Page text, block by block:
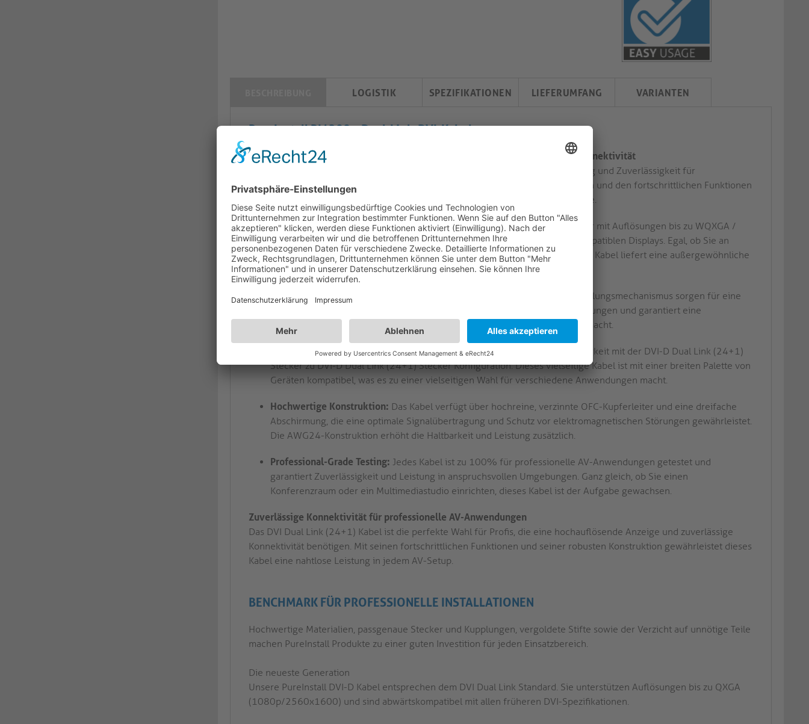
LOGISTIK SPEZIFIKATIONEN LIEFERUMFANG VARIANTEN
PureInstall PI4200 – Dual-Link-DVI-Kabel
DVI Dual Link (24+1) Kabel: Hochauflösende Darstellung und zuverlässige Konnektivität
Das DVI Dual Link (24+1) Kabel wurde entwickelt, um außergewöhnliche Leistung und Zuverlässigkeit für
professionelle AV-Anwendungen zu bieten. Mit seiner hochwertigen Konstruktion und den fortschrittlichen Funktionen
ist dieses Kabel die perfekte Lösung für anspruchsvolle Video- und Datensysteme.
Unterstützung für hohe Auflösungen:Genießen Sie atemberaubende Bilder mit Auflösungen bis zu WQXGA /
2560x1600 und sorgen Sie für gestochen scharfe und klare Bilder auf kompatiblen Displays. Egal, ob Sie an
detaillierten Grafiken arbeiten oder hochauflösende Videos ansehen, dieses Kabel liefert eine außergewöhnliche
Bildqualität.
Präzisionskontakte:
Die vergoldeten Präzisionskontakte mit einem Verriegelungsmechanismus sorgen für eine
sichere und stabile Verbindung zwischen Geräten. Dies minimiert Signalstörungen und garantiert eine
zuverlässige Datenübertragung, was es ideal für professionelle AV-Setups macht.
Erweiterte Anschlussmöglichkeiten:Verbinden Sie Ihre Geräte mit Leichtigkeit mit der DVI-D Dual Link (24+1)
Stecker zu DVI-D Dual Link (24+1) Stecker Konfiguration. Dieses vielseitige Kabel ist mit einer breiten Palette von
Geräten kompatibel, was es zu einer vielseitigen Wahl für verschiedene Anwendungen macht.
Hochwertige Konstruktion: Das Kabel verfügt über hochreine, verzinnte OFC-Kupferleiter und eine dreifache
Abschirmung, die eine optimale Signalübertragung und Schutz vor elektromagnetischen Störungen gewährleistet.
Die AWG24-Konstruktion erhöht die Haltbarkeit und Leistung zusätzlich.
Professional-Grade Testing: Jedes Kabel ist zu 100% für professionelle AV-Anwendungen getestet und
garantiert Zuverlässigkeit und Leistung in anspruchsvollen Umgebungen. Ganz gleich, ob Sie einen
Konferenzraum oder ein Multimediastudio einrichten, dieses Kabel ist der Aufgabe gewachsen.
Zuverlässige Konnektivität für professionelle AV-Anwendungen
Das DVI Dual Link (24+1) Kabel ist die perfekte Wahl für Profis, die eine hochauflösende Anzeige und zuverlässige
Konnektivität benötigen. Mit seinen fortschrittlichen Funktionen und seiner robusten Konstruktion gewährleistet dieses
Kabel eine nahtlose Leistung in jedem AV-Setup.
BENCHMARK FÜR PROFESSIONELLE INSTALLATIONEN
Hochwertige Materialien, passgenaue Stecker und Kupplungen, vergoldete Stifte sowie der Verzicht auf unnötige Teile
machen PureInstall Produkte zu einer guten Investition für jeden Einsatzbereich.
Die neueste Generation
Unsere PureInstall DVI-D Kabel entsprechen dem DVI Dual Link Standard. Sie unterstützen Auflösungen bis zu QXGA
(1080p/2560x1600) und sind abwärtskompatibel mit allen früheren DVI-Spezifikationen.